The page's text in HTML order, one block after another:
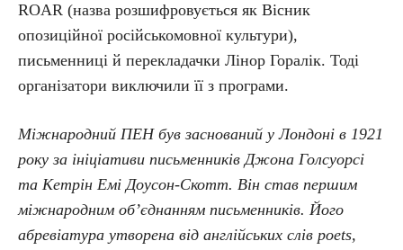
ROAR (назва розшифровується як Вісник
опозиційної російськомовної культури),
письменниці й перекладачки Лінор Горалік. Тоді
організатори виключили її з програми.
Міжнародний ПЕН був заснований у Лондоні в 1921
року за ініціативи письменників Джона Голсуорсі
та Кетрін Емі Доусон-Скотт. Він став першим
міжнародним об’єднанням письменників. Його
абревіатура утворена від англійських слів poets,